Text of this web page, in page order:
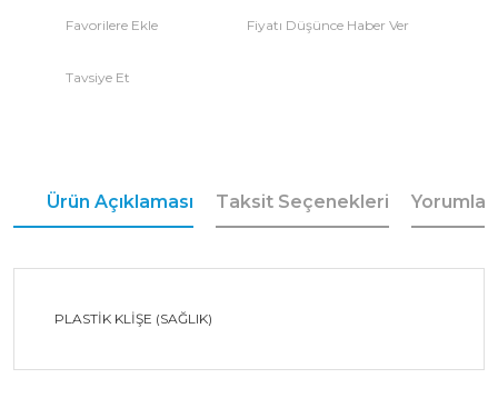
Fiyatı Düşünce Haber Ver
Tavsiye Et
Ürün Açıklaması Taksit Seçenekleri Yorumlar
PLASTİK KLİŞE (SAĞLIK)